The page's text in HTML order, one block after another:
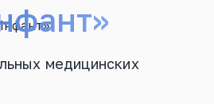
медицинских